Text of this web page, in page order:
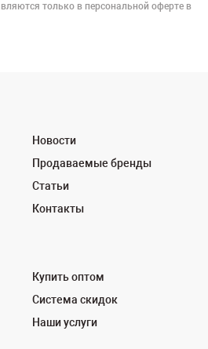
только в персональной оферте в
Новости
Продаваемые бренды
Статьи
Контакты
Купить оптом
Система скидок
Наши услуги